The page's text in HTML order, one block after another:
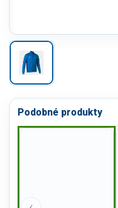
Podobné produkty